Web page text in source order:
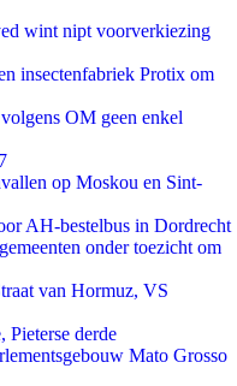
wint nipt voorverkiezing
insectenfabriek Protix om
OM geen enkel
op Moskou en Sint-
AH-bestelbus in Dordrecht
onder toezicht om
van Hormuz, VS
derde
Mato Grosso